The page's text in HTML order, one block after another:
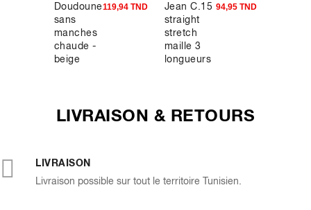
Doudoune
sans
manches
chaude -
beige
119,94 TND
Jean C.15
straight
stretch
maille 3
longueurs
94,95 TND
LIVRAISON & RETOURS
LIVRAISON
Livraison possible sur tout le territoire Tunisien.